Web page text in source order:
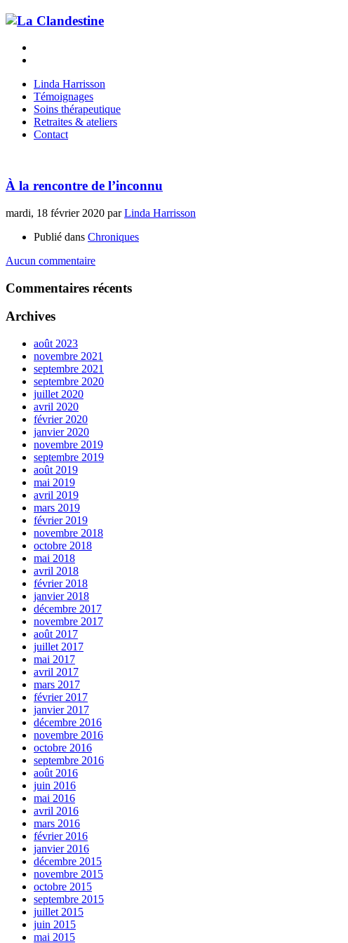
Linda Harrisson
Témoignages
Soins thérapeutique
Retraites & ateliers
Contact
À la rencontre de l’inconnu
mardi, 18 février 2020 parLinda Harrisson
Publié dans Chroniques
Aucun commentaire
Commentaires récents
Archives
août 2023
novembre 2021
septembre 2021
septembre 2020
juillet 2020
avril 2020
février 2020
janvier 2020
novembre 2019
septembre 2019
août 2019
mai 2019
avril 2019
mars 2019
février 2019
novembre 2018
octobre 2018
mai 2018
avril 2018
février 2018
janvier 2018
décembre 2017
novembre 2017
août 2017
juillet 2017
mai 2017
avril 2017
mars 2017
février 2017
janvier 2017
décembre 2016
novembre 2016
octobre 2016
septembre 2016
août 2016
juin 2016
mai 2016
avril 2016
mars 2016
février 2016
janvier 2016
décembre 2015
novembre 2015
octobre 2015
septembre 2015
juillet 2015
juin 2015
mai 2015